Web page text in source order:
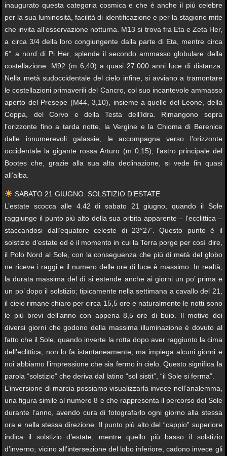
inaugurato questa categoria cosmica e che è anche il più celebre
per la sua luminosità, facilità di identificazione e per la stagione mite
che invita all’osservazione notturna. M13 si trova fra Eta e Zeta Her,
a circa 3/4 della loro congiungente dalla parte di Eta, mentre circa
6° a nord di Pi Her, splende il secondo ammasso globulare della
costellazione: M92 (m 6,40) a quasi 27.000 anni luce di distanza.
Nella metà sudoccidentale del cielo infine, si avviano a tramontare
le costellazioni primaverili del Cancro, col suo incantevole ammasso
aperto del Presepe (M44, 3,10), insieme a quelle del Leone, della
Coppa, del Corvo e della Testa dell’Idra. Rimangono sopra
l’orizzonte fino a tarda notte, la Vergine e la Chioma di Berenice
dalle innumerevoli galassie; le accompagna verso l’orizzonte
occidentale la gigante rossa Arturo (m 0,15), l’astro principale del
Bootes che, grazie alla sua alta declinazione, si vede fin quasi
all’alba.
SABATO 21 GIUGNO: SOLSTIZIO D’ESTATE
L’estate scocca alle 4.42 di sabato 21 giugno, quando il Sole
raggiunge il punto più alto della sua orbita apparente – l‘ecclittica –
staccandosi dall’equatore celeste di 23°27’. Questo punto è il
solstizio d’estate ed è il momento in cui la Terra porge per così dire,
il Polo Nord al Sole, con la conseguenza che più di metà del globo
ne riceve i raggi e il numero delle ore di luce è massimo. In realtà,
la durata massima del dì si estende anche ai giorni un po’ prima e
un po’ dopo il solstizio; tipicamente nella settimana a cavallo del 21,
il cielo rimane chiaro per circa 15,5 ore e naturalmente le notti sono
le più brevi dell’anno con appena 8,5 ore di buio. Il motivo dei
diversi giorni che godono della massima illuminazione è dovuto al
fatto che il Sole, quando inverte la rotta dopo aver raggiunto la cima
dell’eclittica, non lo fa istantaneamente, ma impiega alcuni giorni e
noi abbiamo l’impressione che sia fermo in cielo. Questo significa la
parola “solstizio” che deriva dal latino “sol sistit”, “il Sole si ferma”.
L’inversione di marcia possiamo visualizzarla invece nell’analemma,
una figura simile al numero 8 e che rappresenta il percorso del Sole
durante l’anno, avendo cura di fotografarlo ogni giorno alla stessa
ora e nella stessa direzione. Il punto più alto del “cappio” superiore
indica il solstizio d’estate, mentre quello più basso il solstizio
d’inverno; vicino all’intersezione del lobo inferiore, cadono invece gli